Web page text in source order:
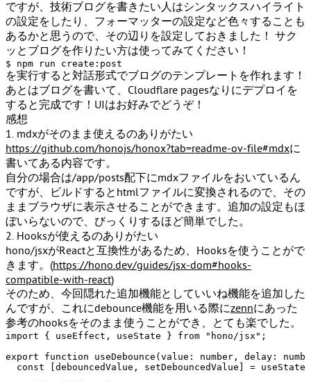
ですが、技術ブログを書きたい人はシンタックスハイライト
の設定をしたり、フォーマッターの設定など色々することも
あるかと思うので、その辺りを設定しておきました！ サク
ッとブログを作りたい方は使ってみてください！
を実行すると対話形式でブログのテンプレートを作れます！
あとはブログを書いて、Cloudflare pagesなりにデプロイを
すると完成です！UIはお好みでどうぞ！
感想
1. mdxがそのまま使えるのありがたい
https://github.com/honojs/honox?tab=readme-ov-file#mdxに
書いてある内容です。
自分の場合は/app/posts配下にmdxファイルをおいているん
ですが、ビルドするとhtmlファイルに変換されるので、その
ままブラウザに表示させることができます。追加の設定もほ
ぼいらないので、びっくりするほど簡単でした。
2. Hooksが使えるのありがたい
hono/jsxがReactと互換性があるため、Hooksを使うことがで
きます。(https://hono.dev/guides/jsx-dom#hooks-
compatible-with-react)
そのため、今回隠れた追加機能としていいね機能を追加した
んですが、これにdebounce機能を用いる際にzennにあった
参考のhooksをそのまま使うことができ、とても楽でした。
import { useEffect, useState } from "hono/jsx" ;
export
function useDebounce ( value : number , delay :
const [debouncedValue, setDebouncedValue] = useState